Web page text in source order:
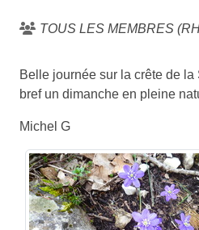
TOUS LES MEMBRES
Belle journée sur la crête de
bref un dimanche en pleine
Michel G